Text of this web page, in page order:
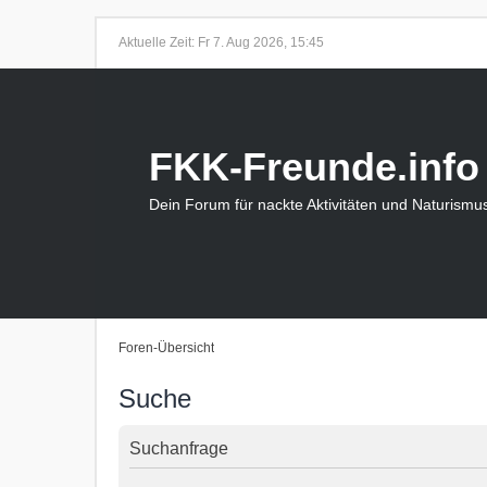
Aktuelle Zeit: Fr 7. Aug 2026, 15:45
FKK-Freunde.info
Dein Forum für nackte Aktivitäten und
Foren-Übersicht
Suche
Suchanfrage